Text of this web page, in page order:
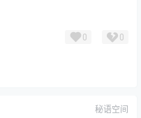
0 0
秘语空间